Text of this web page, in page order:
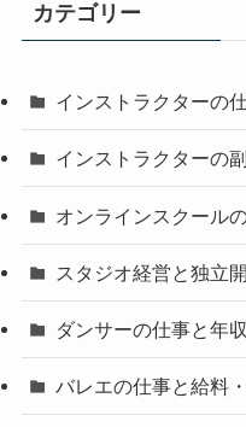
カテゴリー
インストラクターの
インストラクターの
オンラインスクール
スタジオ経営と独立
ダンサーの仕事と年収
バレエの仕事と給料